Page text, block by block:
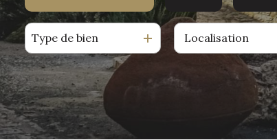
location
gestion
locative
De l'ancien
De l'immo pro
à l'année
Type de bien